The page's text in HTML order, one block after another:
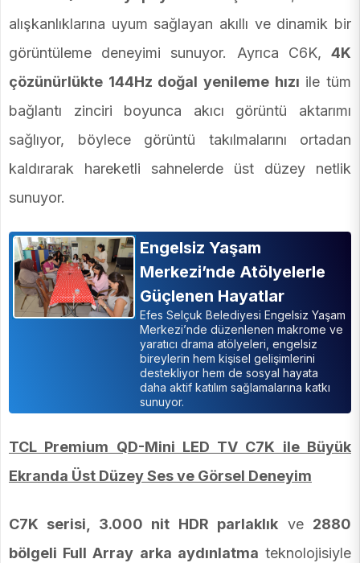
alışkanlıklarına uyum sağlayan akıllı ve dinamik bir
görüntüleme deneyimi sunuyor. Ayrıca C6K, 4K
çözünürlükte 144Hz doğal yenileme hızı ile tüm
bağlantı zinciri boyunca akıcı görüntü aktarımı
sağlıyor, böylece görüntü takılmalarını ortadan
kaldırarak hareketli sahnelerde üst düzey netlik
sunuyor.
Engelsiz Yaşam
Merkezi’nde Atölyelerle
Güçlenen Hayatlar
Efes Selçuk Belediyesi Engelsiz Yaşam
Merkezi’nde düzenlenen makrome ve
yaratıcı drama atölyeleri, engelsiz
bireylerin hem kişisel gelişimlerini
destekliyor hem de sosyal hayata
daha aktif katılım sağlamalarına katkı
sunuyor.
TCL Premium QD-Mini LED TV C7K ile Büyük
Ekranda Üst Düzey Ses ve Görsel Deneyim
C7K serisi, 3.000 nit HDR parlaklık ve 2880
bölgeli Full Array arka aydınlatma teknolojisiyle